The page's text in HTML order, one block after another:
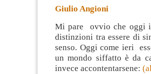
Giulio Angioni
Mi pare ovvio che oggi
distinzioni tra essere di
senso. Oggi come ieri
un mondo siffatto è da
invece accontentarsene: